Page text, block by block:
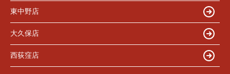
東中野店
大久保店
西荻窪店